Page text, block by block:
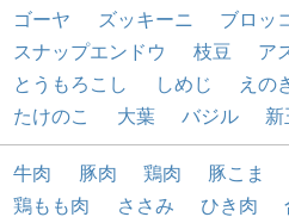
ゴーヤ
ズッキーニ ブロッ
スナップエンドウ
枝豆 ア
とうもろこし
しめじ えの
たけのこ
大葉 バジル 新
牛肉 豚肉 鶏肉 豚こま
鶏もも肉
ささみ ひき肉